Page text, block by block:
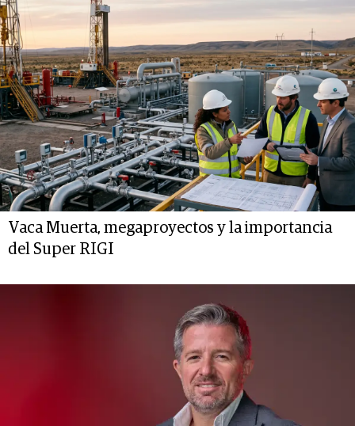
Vaca Muerta, megaproyectos y la importancia
del Super RIGI